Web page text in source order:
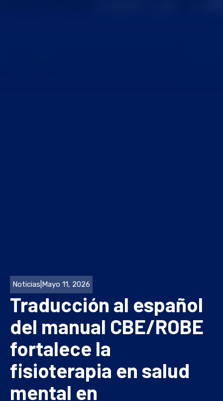
Noticias Mayo 11, 2026
Traducción al español
del manual CBE/ROBE
fortalece la
fisioterapia en salud
mental en